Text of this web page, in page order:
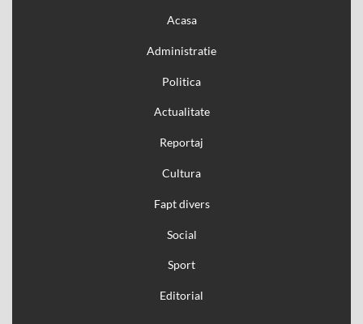
Acasa
Administratie
Politica
Actualitate
Reportaj
Cultura
Fapt divers
Social
Sport
Editorial